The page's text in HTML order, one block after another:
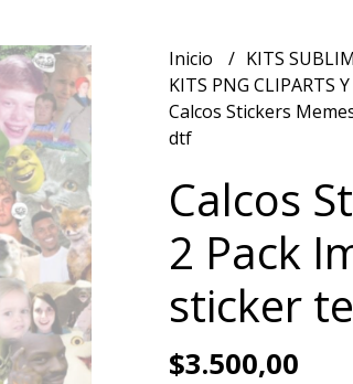
Inicio
KITS
KITS PNG CLIPARTS
Calcos Stickers
dtf
Calcos
2 Pack
sticker
$3.500,00